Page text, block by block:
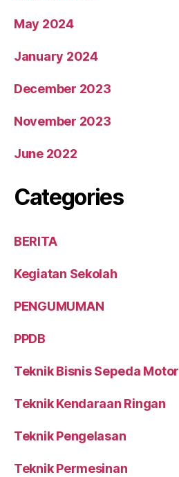
May 2024
January 2024
December 2023
November 2023
June 2022
Categories
BERITA
Kegiatan Sekolah
PENGUMUMAN
PPDB
Teknik Bisnis Sepeda Motor
Teknik Kendaraan Ringan
Teknik Pengelasan
Teknik Permesinan